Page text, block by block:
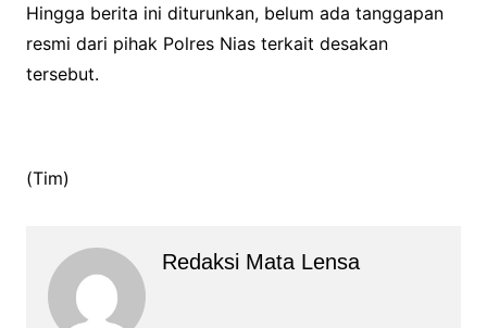
Hingga berita ini diturunkan, belum ada tanggapan
resmi dari pihak Polres Nias terkait desakan
tersebut.
(Tim)
Redaksi Mata Lensa